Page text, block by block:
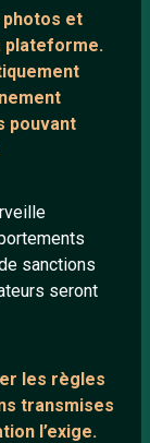
photos et
plateforme.
pouvant
sanctions
seront
les règles
transmises
l’exige.